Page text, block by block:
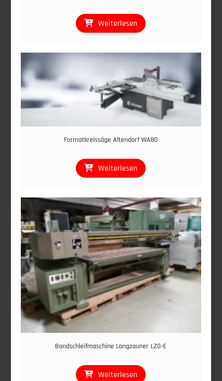
Weiterlesen
Formatkreissäge Altendorf WA80
Weiterlesen
Bandschleifmaschine Langzauner LZG-E
Weiterlesen